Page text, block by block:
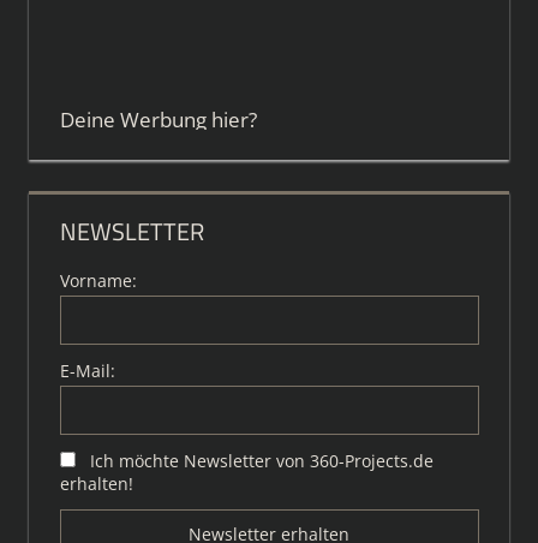
Deine Werbung hier?
NEWSLETTER
Vorname:
E-Mail:
Ich möchte Newsletter von 360-Projects.de
erhalten!